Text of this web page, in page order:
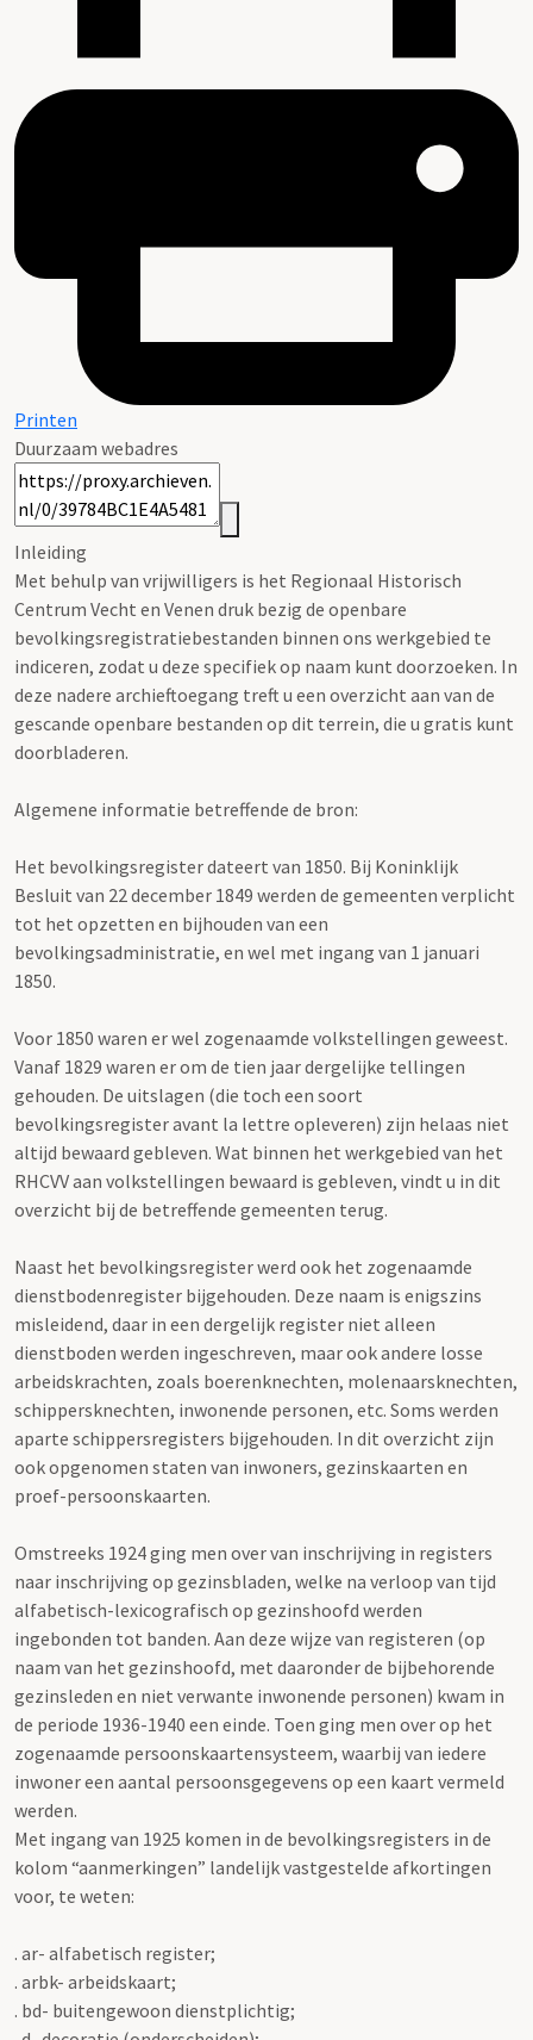
Printen
Duurzaam webadres
Inleiding
Met behulp van vrijwilligers is het Regionaal Historisch
Centrum Vecht en Venen druk bezig de openbare
bevolkingsregistratiebestanden binnen ons werkgebied te
indiceren, zodat u deze specifiek op naam kunt doorzoeken. In
deze nadere archieftoegang treft u een overzicht aan van de
gescande openbare bestanden op dit terrein, die u gratis kunt
doorbladeren.
Algemene informatie betreffende de bron:
Het bevolkingsregister dateert van 1850. Bij Koninklijk
Besluit van 22 december 1849 werden de gemeenten verplicht
tot het opzetten en bijhouden van een
bevolkingsadministratie, en wel met ingang van 1 januari
1850.
Voor 1850 waren er wel zogenaamde volkstellingen geweest.
Vanaf 1829 waren er om de tien jaar dergelijke tellingen
gehouden. De uitslagen (die toch een soort
bevolkingsregister avant la lettre opleveren) zijn helaas niet
altijd bewaard gebleven. Wat binnen het werkgebied van het
RHCVV aan volkstellingen bewaard is gebleven, vindt u in dit
overzicht bij de betreffende gemeenten terug.
Naast het bevolkingsregister werd ook het zogenaamde
dienstbodenregister bijgehouden. Deze naam is enigszins
misleidend, daar in een dergelijk register niet alleen
dienstboden werden ingeschreven, maar ook andere losse
arbeidskrachten, zoals boerenknechten, molenaarsknechten,
schippersknechten, inwonende personen, etc. Soms werden
aparte schippersregisters bijgehouden. In dit overzicht zijn
ook opgenomen staten van inwoners, gezinskaarten en
proef-persoonskaarten.
Omstreeks 1924 ging men over van inschrijving in registers
naar inschrijving op gezinsbladen, welke na verloop van tijd
alfabetisch-lexicografisch op gezinshoofd werden
ingebonden tot banden. Aan deze wijze van registeren (op
naam van het gezinshoofd, met daaronder de bijbehorende
gezinsleden en niet verwante inwonende personen) kwam in
de periode 1936-1940 een einde. Toen ging men over op het
zogenaamde persoonskaartensysteem, waarbij van iedere
inwoner een aantal persoonsgegevens op een kaart vermeld
werden.
Met ingang van 1925 komen in de bevolkingsregisters in de
kolom “aanmerkingen” landelijk vastgestelde afkortingen
voor, te weten:
. ar- alfabetisch register;
. arbk- arbeidskaart;
. bd- buitengewoon dienstplichtig;